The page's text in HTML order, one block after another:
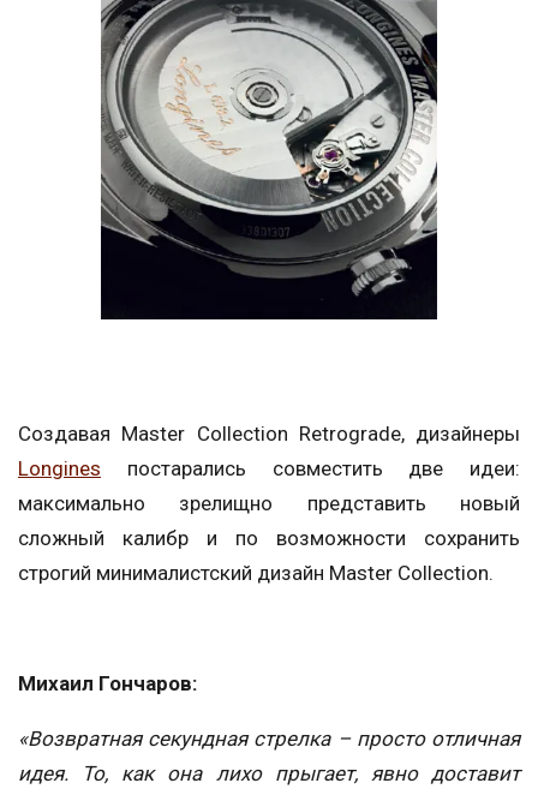
Создавая Master Collection Retrograde, дизайнеры
Longines постарались совместить две идеи:
максимально зрелищно представить новый
сложный калибр и по возможности сохранить
строгий минималистский дизайн Master Collection.
Михаил Гончаров:
«Возвратная секундная стрелка – просто отличная
идея. То, как она лихо прыгает, явно доставит